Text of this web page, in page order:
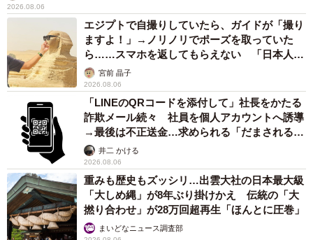
2026.08.06
エジプトで自撮りしていたら、ガイドが「撮り
ますよ！」→ノリノリでポーズを取っていた
ら……スマホを返してもらえない 「日本人は
カモ代表かも」「私は6時間で3万円払った」
宮前 晶子
2026.08.06
「LINEのQRコードを添付して」社長をかたる
詐欺メール続々 社員を個人アカウントへ誘導
→最後は不正送金…求められる「だまされる前
提」の対策
井二 かける
2026.08.06
重みも歴史もズッシリ…出雲大社の日本最大級
「大しめ縄」が8年ぶり掛けかえ 伝統の「大
撚り合わせ」が28万回超再生「ほんとに圧巻」
まいどなニュース調査部